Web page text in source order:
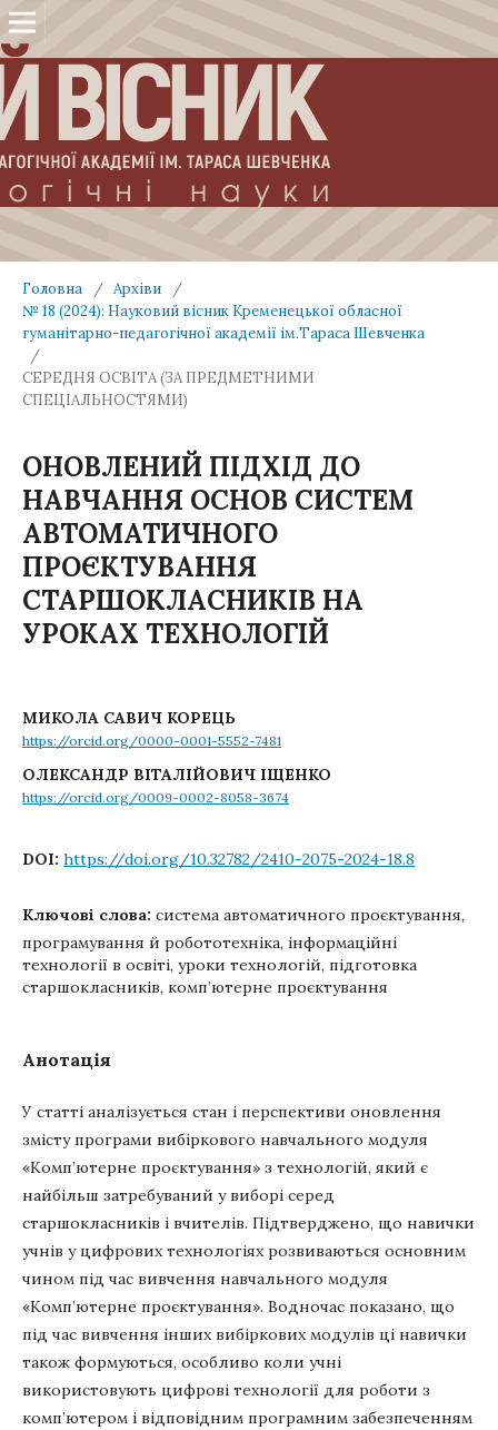
Головна / Архіви
/
№ 18 (2024): Науковий вісник Кременецької обласної
гуманітарно-педагогічної академії ім.Тараса Шевченка
/
СЕРЕДНЯ ОСВІТА (ЗА ПРЕДМЕТНИМИ
СПЕЦІАЛЬНОСТЯМИ)
ОНОВЛЕНИЙ ПІДХІД ДО
НАВЧАННЯ ОСНОВ СИСТЕМ
АВТОМАТИЧНОГО
ПРОЄКТУВАННЯ
СТАРШОКЛАСНИКІВ НА
УРОКАХ ТЕХНОЛОГІЙ
МИКОЛА САВИЧ КОРЕЦЬ
https://orcid.org/0000-0001-5552-7481
ОЛЕКСАНДР ВІТАЛІЙОВИЧ ІЩЕНКО
https://orcid.org/0009-0002-8058-3674
DOI: https://doi.org/10.32782/2410-2075-2024-18.8
Ключові слова: система автоматичного проєктування,
програмування й робототехніка, інформаційні
технології в освіті, уроки технологій, підготовка
старшокласників, комп’ютерне проєктування
Анотація
У статті аналізується стан і перспективи оновлення
змісту програми вибіркового навчального модуля
«Комп’ютерне проєктування» з технологій, який є
найбільш затребуваний у виборі серед
старшокласників і вчителів. Підтверджено, що навички
учнів у цифрових технологіях розвиваються основним
чином під час вивчення навчального модуля
«Комп’ютерне проєктування». Водночас показано, що
під час вивчення інших вибіркових модулів ці навички
також формуються, особливо коли учні
використовують цифрові технології для роботи з
комп’ютером і відповідним програмним забезпеченням